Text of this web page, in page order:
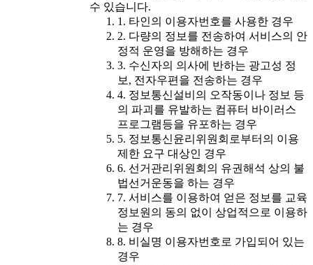
수 있습니다.
1. 타인의 이용자번호를 사용한 경우
2. 다량의 정보를 전송하여 서비스의 안
정적 운영을 방해하는 경우
3. 수신자의 의사에 반하는 광고성 정
보, 전자우편을 전송하는 경우
4. 정보통신설비의 오작동이나 정보 등
의 파괴를 유발하는 컴퓨터 바이러스
프로그램등을 유포하는 경우
5. 정보통신윤리위원회로부터의 이용
제한 요구 대상인 경우
6. 선거관리위원회의 유권해석 상의 불
법선거운동을 하는 경우
7. 서비스를 이용하여 얻은 정보를 교육
정보원의 동의 없이 상업적으로 이용하
는 경우
8. 비실명 이용자번호로 가입되어 있는
경우